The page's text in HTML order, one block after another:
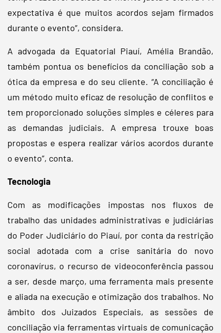
expectativa é que muitos acordos sejam firmados
durante o evento”, considera.
A advogada da Equatorial Piauí, Amélia Brandão,
também pontua os benefícios da conciliação sob a
ótica da empresa e do seu cliente. “A conciliação é
um método muito eficaz de resolução de conflitos e
tem proporcionado soluções simples e céleres para
as demandas judiciais. A empresa trouxe boas
propostas e espera realizar vários acordos durante
o evento”, conta.
Tecnologia
Com as modificações impostas nos fluxos de
trabalho das unidades administrativas e judiciárias
do Poder Judiciário do Piauí, por conta da restrição
social adotada com a crise sanitária do novo
coronavírus, o recurso de videoconferência passou
a ser, desde março, uma ferramenta mais presente
e aliada na execução e otimização dos trabalhos. No
âmbito dos Juizados Especiais, as sessões de
conciliação via ferramentas virtuais de comunicação